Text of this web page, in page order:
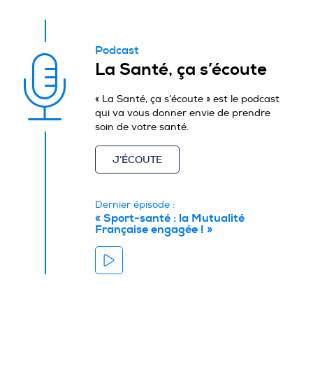
Podcast
La Santé, ça s’écoute
« La Santé, ça s’écoute » est le podcast
qui va vous donner envie de prendre
soin de votre santé.
J’ÉCOUTE
Dernier épisode :
« Sport-santé : la Mutualité
Française engagée ! »